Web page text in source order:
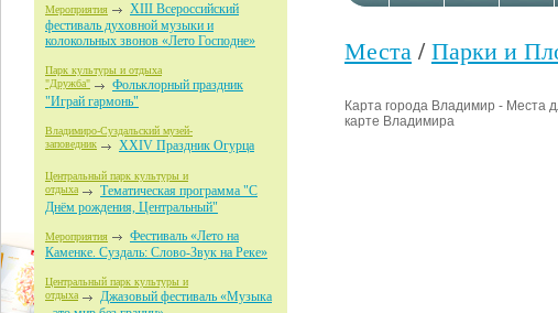
Мероприятия
XIII Всероссийский
фестиваль духовной музыки и
колокольных звонов «Лето Господне»
Парк культуры и отдыха
"Дружба"
Фольклорный праздник
"Играй гармонь"
Владимиро-Суздальский музей-
заповедник XXIV Праздник Огурца
Центральный парк культуры и
отдыха
Тематическая программа "С
Днём рождения, Центральный"
Мероприятия
Фестиваль «Лето на
Каменке. Суздаль: Слово-Звук на Реке»
Центральный парк культуры и
отдыха
Джазовый фестиваль «Музыка
Места /Парки и
Карта города Владимир - Места
карте Владимира